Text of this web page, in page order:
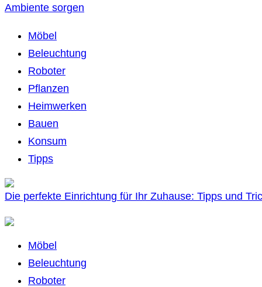
Ambiente sorgen
Möbel
Beleuchtung
Roboter
Pflanzen
Heimwerken
Bauen
Konsum
Tipps
Die perfekte Einrichtung für Ihr Zuhause: Tipps und
Möbel
Beleuchtung
Roboter